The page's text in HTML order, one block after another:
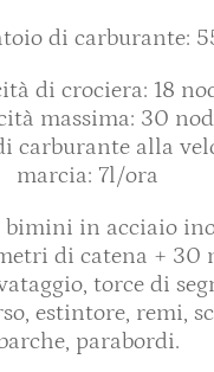
di carburante:
di crociera: 18
massima: 30
carburante alla
marcia: 7l/ora
in acciaio
di catena + 30
torce di
estintore, remi,
parabordi.